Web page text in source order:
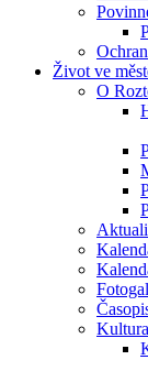
Život ve
O